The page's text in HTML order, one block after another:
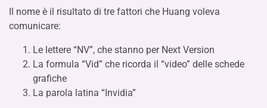
Il nome è il risultato di tre fattori che Huang voleva
comunicare:
Le lettere “NV”, che stanno per Next Version
La formula “Vid” che ricorda il “video” delle schede
grafiche
La parola latina “Invidia”